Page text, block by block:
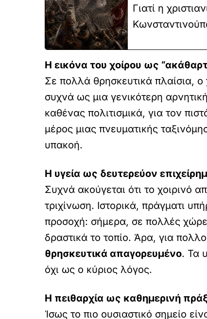
Γιατί η
Η εικόνα του χοίρου ως
Σε πολλά θρησκευτικά πλαίσια,
συχνά ως μια γενικότερη
καθένας πολιτισμικά, για τον
μέρος μιας πνευματικής
υπακοή.
Η υγεία ως δευτερεύον
Συχνά ακούγεται ότι το χοιρινό
τριχίνωση. Ιστορικά, πράγματι
προσοχή: σήμερα, σε πολλές
δραστικά το τοπίο. Άρα, για
θρησκευτικά απαγορευμένο. Τα
όχι ως ο κύριος λόγος.
Η πειθαρχία ως καθημερινή
Ίσως το πιο ουσιαστικό σημείο